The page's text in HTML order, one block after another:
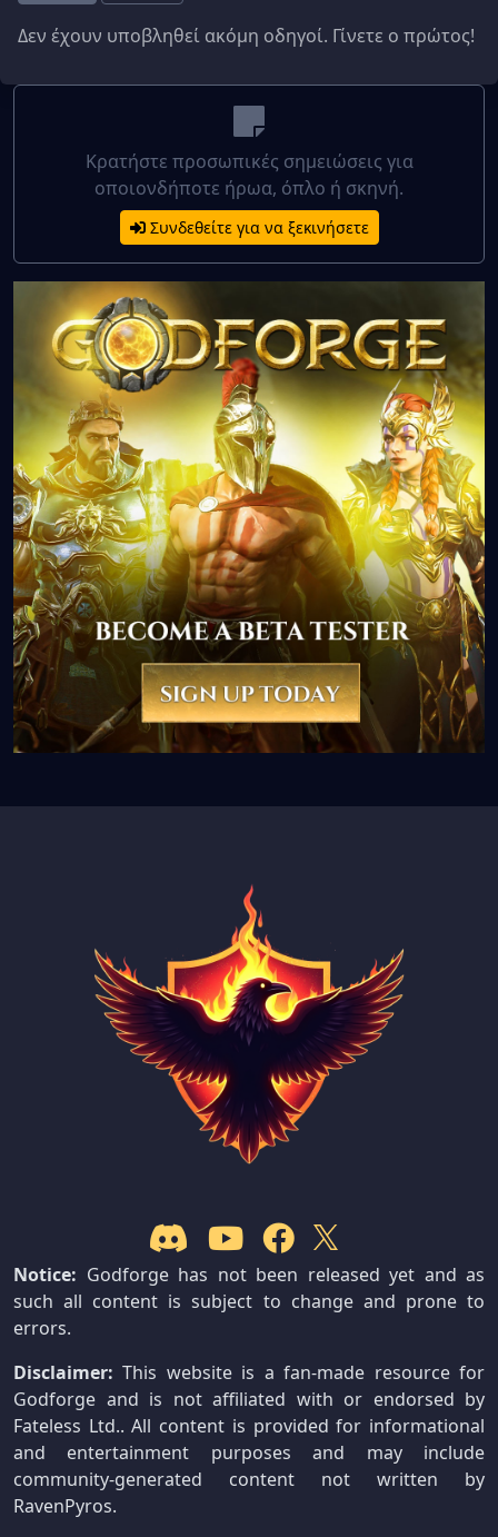
Δεν έχουν υποβληθεί ακόμη οδηγοί. Γίνετε ο πρώτος!
Κρατήστε προσωπικές σημειώσεις για
οποιονδήποτε ήρωα, όπλο ή σκηνή.
Συνδεθείτε για να ξεκινήσετε
Notice: Godforge has not been released yet and as
such all content is subject to change and prone to
errors.
Disclaimer: This website is a fan-made resource for
Godforge and is not affiliated with or endorsed by
Fateless Ltd.. All content is provided for informational
and entertainment purposes and may include
community-generated content not written by
RavenPyros.